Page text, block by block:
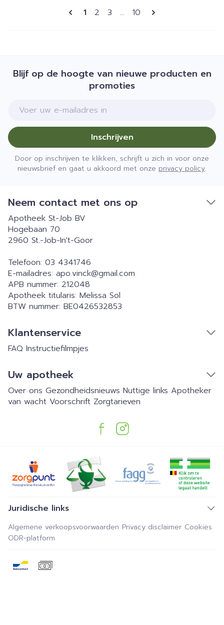
Pagina's
U lees momenteel pagina
1 Pagina
2 Pagina
3 ... Pagina
10
Blijf op de hoogte van nieuwe producten en
promoties
E-mail adres
Inschrijven
Door op inschrijven te klikken, schrijft u zich in voor onze
nieuwsbrief en gaat u akkoord met onze privacy policy.
Neem contact met ons op
Apotheek St-Job BV
Hogebaan 70
2960 St.-Job-In't-Goor
Telefoon: 03 4341746
E-mailadres: apo.vinck@gmail.com
APB nummer: 212048
Apotheek titularis: Melissa Sol
BTW nummer: BE0426532853
Klantenservice
FAQ Instructiefilmpjes
Uw apotheek
Over ons Gezondheidsnieuws Nuttige links Apotheker
van wacht Voorschrift Zorgtarieven
Juridische links
Algemene verkoopsvoorwaarden Privacy disclaimer Cookies
ODR-platform